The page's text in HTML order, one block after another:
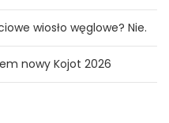
wiosło węglowe? Nie.
nowy Kojot 2026